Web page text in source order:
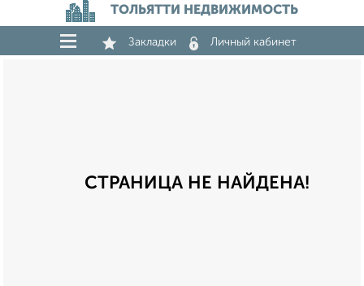
ТОЛЬЯТТИ НЕДВИЖИМОСТЬ
Закладки Личный кабинет
СТРАНИЦА НЕ НАЙДЕНА!